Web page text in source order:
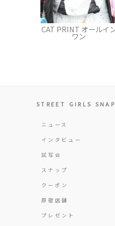
パスケース
STREET GIRLS SNAP
ニュース
インタビュー
試写会
スナップ
クーポン
原宿店舗
プレゼント